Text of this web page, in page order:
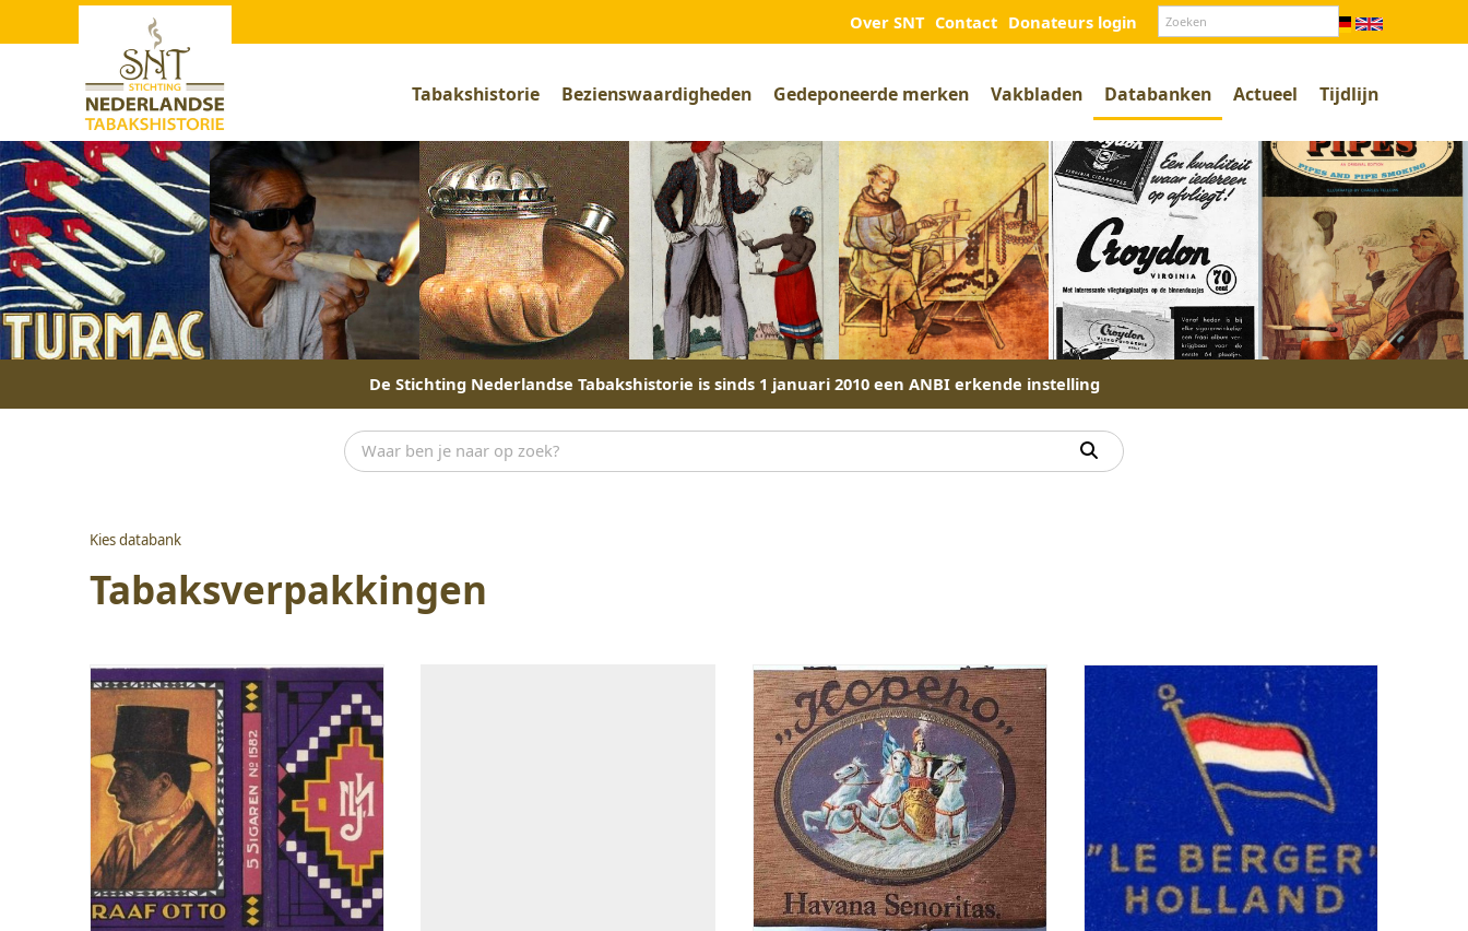
Over SNT Contact Donateurs login
Tabakshistorie Bezienswaardigheden Gedeponeerde merken Vakbladen Databanken Actueel Tijdlijn
De Stichting Nederlandse Tabakshistorie is sinds 1 januari 2010 een ANBI erkende instelling
Kies databank
Tabaksverpakkingen